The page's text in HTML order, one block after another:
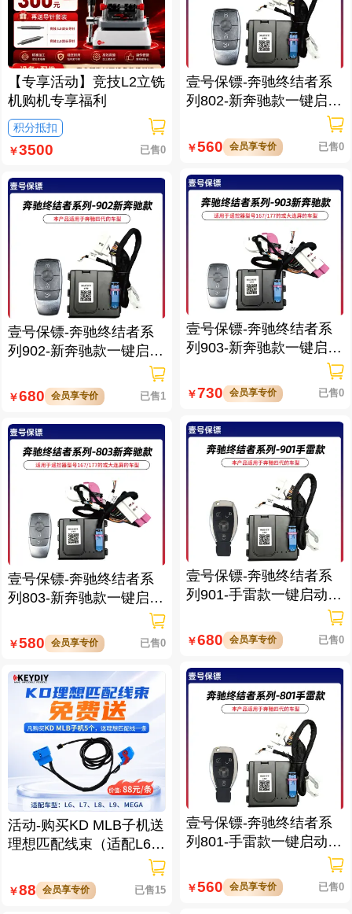
【专享活动】竞技L2立铣
机购机专享福利
积分抵扣
￥3500 已售0
壹号保镖-奔驰终结者系
列902-新奔驰款一键启动
￥680 会员享专价 已售1
壹号保镖-奔驰终结者系
列803-新奔驰款一键启动
￥580 会员享专价 已售0
活动-购买KD MLB子机送
理想匹配线束（适配L6/L
￥88 会员享专价 已售15
壹号保镖-奔驰终结者系
列802-新奔驰款一键启动
￥560 会员享专价 已售0
壹号保镖-奔驰终结者系
列903-新奔驰款一键启动
￥730 会员享专价 已售0
壹号保镖-奔驰终结者系
列901-手雷款一键启动带
￥680 会员享专价 已售0
壹号保镖-奔驰终结者系
列801-手雷款一键启动免
￥560 会员享专价 已售0